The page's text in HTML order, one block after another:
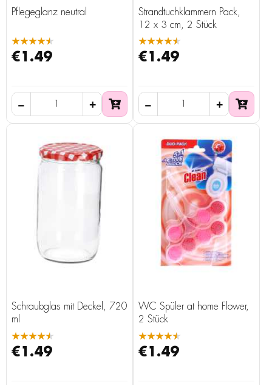
Pflegeglanz neutral
★★★★★
€1.49
Strandtuchklammern Pack,
12 x 3 cm, 2 Stück
★★★★★
€1.49
Schraubglas mit Deckel, 720
ml
★★★★★
€1.49
WC Spüler at home Flower,
2 Stück
★★★★★
€1.49